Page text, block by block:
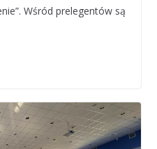
Wśród prelegentów są